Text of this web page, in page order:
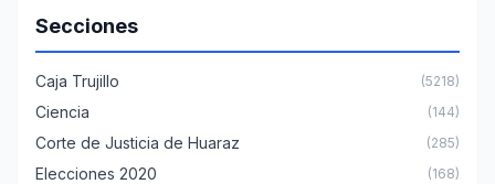
Secciones
Caja Trujillo (5218)
Ciencia (144)
Corte de Justicia de Huaraz (285)
Elecciones 2020 (168)